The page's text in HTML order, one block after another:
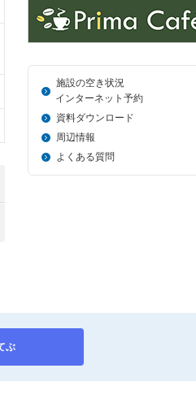
施設の空き状況
＿_ インターネット予約
資料ダウンロード
周辺情報
よくある質問
ぶ